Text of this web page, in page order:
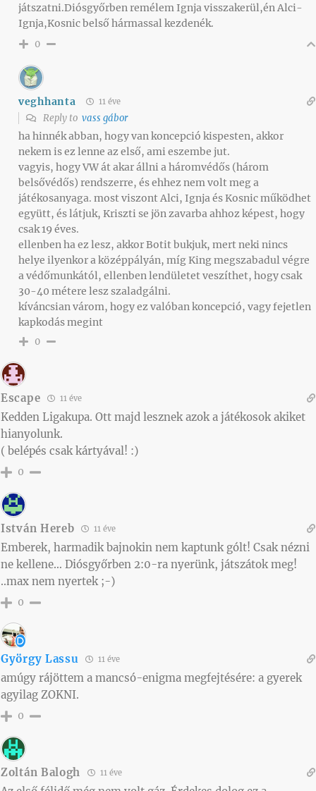
játszatni.Diósgyőrben remélem Ignja visszakerül,én Alci-
Ignja,Kosnic belső hármassal kezdenék.
0
veghhanta 11 éve
Reply to vass gábor
ha hinnék abban, hogy van koncepció kispesten, akkor
nekem is ez lenne az első, ami eszembe jut.
vagyis, hogy VW át akar állni a háromvédős (három
belsővédős) rendszerre, és ehhez nem volt meg a
játékosanyaga. most viszont Alci, Ignja és Kosnic működhet
együtt, és látjuk, Kriszti se jön zavarba ahhoz képest, hogy
csak 19 éves.
ellenben ha ez lesz, akkor Botit bukjuk, mert neki nincs
helye ilyenkor a középpályán, míg King megszabadul végre
a védőmunkától, ellenben lendületet veszíthet, hogy csak
30-40 métere lesz szaladgálni.
kíváncsian várom, hogy ez valóban koncepció, vagy fejetlen
kapkodás megint
0
Escape 11 éve
Kedden Ligakupa. Ott majd lesznek azok a játékosok akiket
hianyolunk.
( belépés csak kártyával! :)
0
István Hereb 11 éve
Emberek, harmadik bajnokin nem kaptunk gólt! Csak nézni
ne kellene… Diósgyőrben 2:0-ra nyerünk, játszátok meg!
..max nem nyertek ;-)
0
György Lassu 11 éve
amúgy rájöttem a mancsó-enigma megfejtésére: a gyerek
agyilag ZOKNI.
0
Zoltán Balogh 11 éve